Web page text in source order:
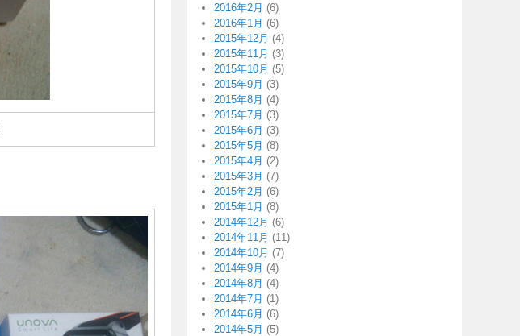
2016年2月 (6)
2016年1月 (6)
2015年12月 (4)
2015年11月 (3)
2015年10月 (5)
2015年9月 (3)
2015年8月 (4)
2015年7月 (3)
2015年6月 (3)
2015年5月 (8)
2015年4月 (2)
2015年3月 (7)
2015年2月 (6)
2015年1月 (8)
2014年12月 (6)
2014年11月 (11)
2014年10月 (7)
2014年9月 (4)
2014年8月 (4)
2014年7月 (1)
2014年6月 (6)
2014年5月 (5)